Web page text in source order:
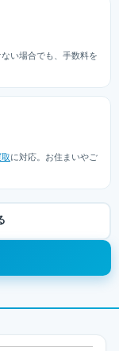
い場合でも、手数料を
に対応。お住まいやご